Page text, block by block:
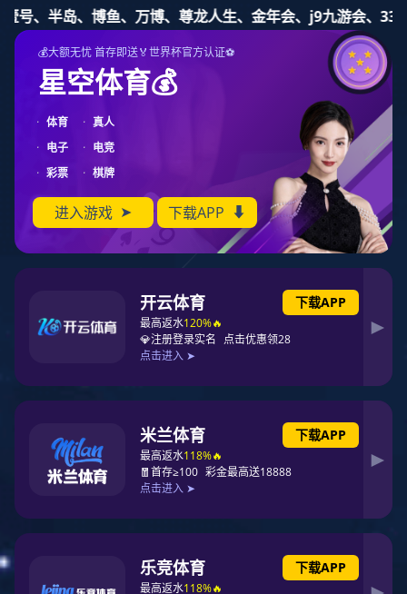
东升国际
东升国际 资讯动态 集团介绍 集团业务 科技创新 社会责
社会责任
东升国际，责任动力
加强企业社会责任和可持续发展工作、做好表率，是东升国际集
团迈向世界一流的内在要求和品质追求。
集团以“东升国际，责任动力”为责任理念，与品牌口号呼应，创
享共富美好生活的无限未来，塑造东升国际集团“全球可持续能源
典范”品牌。
CE·CE分别代表东升国际(China Energy)、责任动力(CSR
动力(CE·CE)”为原点，由“六大动力”和“六大体系”两环构成主体，
共同推进企业社会责任管理和实践。